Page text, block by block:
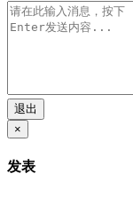
退出
×
发表